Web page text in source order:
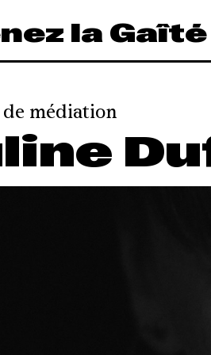
la Gaîté
de médiation